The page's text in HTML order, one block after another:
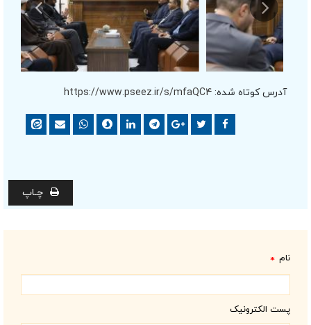
آدرس کوتاه شده: https://www.pseez.ir/s/mfaQC4
چـاپ
نام *
پست الکترونیک